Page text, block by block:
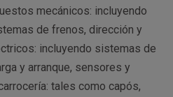
mecánicos: incluyendo
de frenos, dirección y
incluyendo sistemas de
y arranque, sensores y
tales como capós,